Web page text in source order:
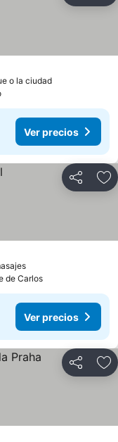
o la ciudad
Ver precios
Compartir
de Carlos
Ver precios
Compartir